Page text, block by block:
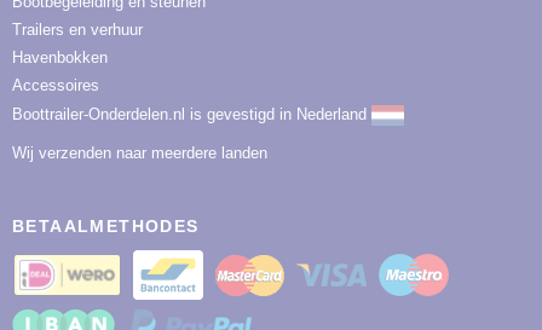
Trailers en verhuur
Havenbokken
Accessoires
Boottrailer-Onderdelen.nl is gevestigd in Nederland
Wij verzenden naar meerdere landen
BETAALMETHODES